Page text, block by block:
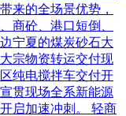
来的全场景优势，
商砼、港口短倒、
宁夏的煤炭砂石大
宗物资转运交付现
纯电搅拌车交付开
贯现场全系新能源
启加速冲刺。 轻商